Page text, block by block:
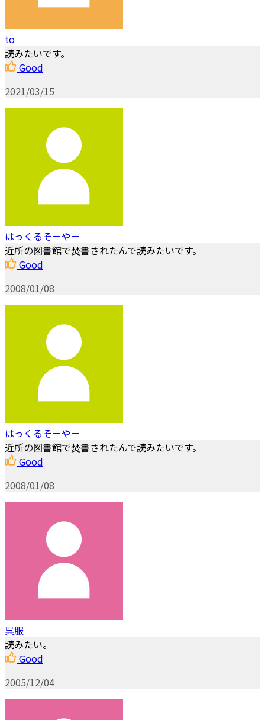
to
読みたいです。
Good
2021/03/15
はっくるそーやー
近所の図書館で焚書されたんで読みたいです。
Good
2008/01/08
はっくるそーやー
近所の図書館で焚書されたんで読みたいです。
Good
2008/01/08
呉服
読みたい。
Good
2005/12/04